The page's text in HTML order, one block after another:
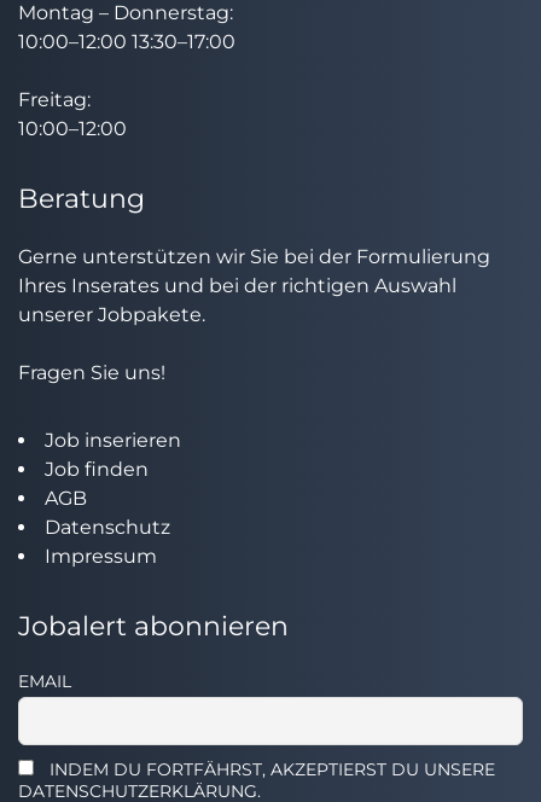
Montag – Donnerstag:
10:00–12:00 13:30–17:00
Freitag:
10:00–12:00
Beratung
Gerne unterstützen wir Sie bei der Formulierung
Ihres Inserates und bei der richtigen Auswahl
unserer Jobpakete.
Fragen Sie uns!
Job inserieren
Job finden
AGB
Datenschutz
Impressum
Jobalert abonnieren
EMAIL
INDEM DU FORTFÄHRST, AKZEPTIERST DU UNSERE
DATENSCHUTZERKLÄRUNG.